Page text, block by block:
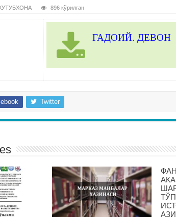
КУТУБХОНА 896 кўрилган
ГАДОИЙ. ДЕВОН
Twitter